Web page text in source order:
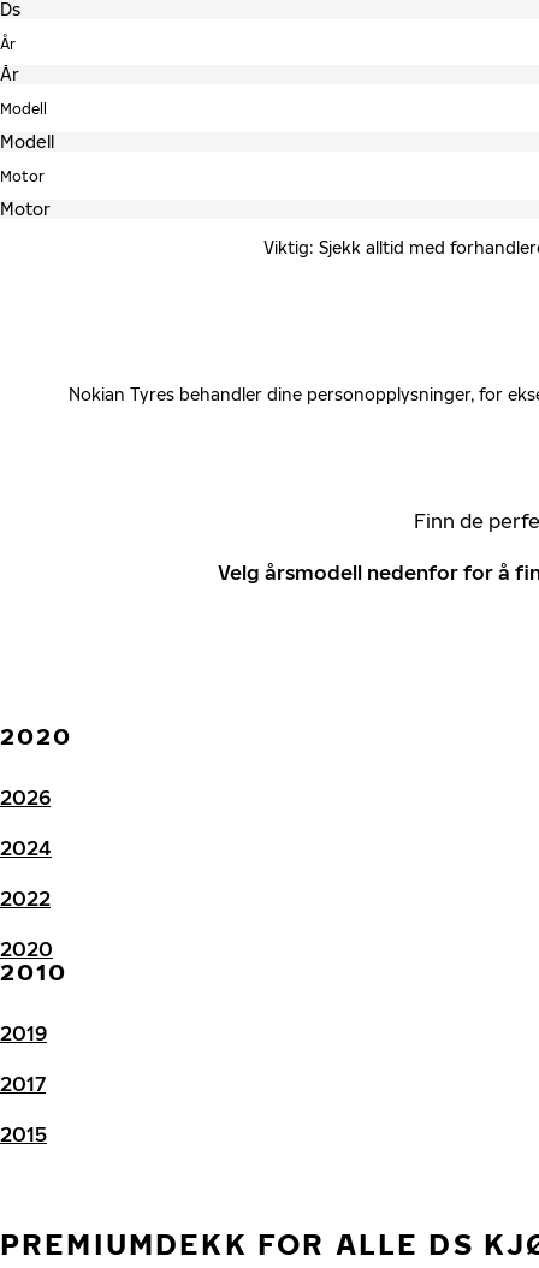
År
Modell
Motor
Viktig: Sjekk alltid med
Nokian Tyres behandler dine personopplysninger, for
Finn de
Velg årsmodell nedenfor for å
2020
2026
2024
2022
2020
2010
2019
2017
2015
PREMIUMDEKK FOR ALLE DS